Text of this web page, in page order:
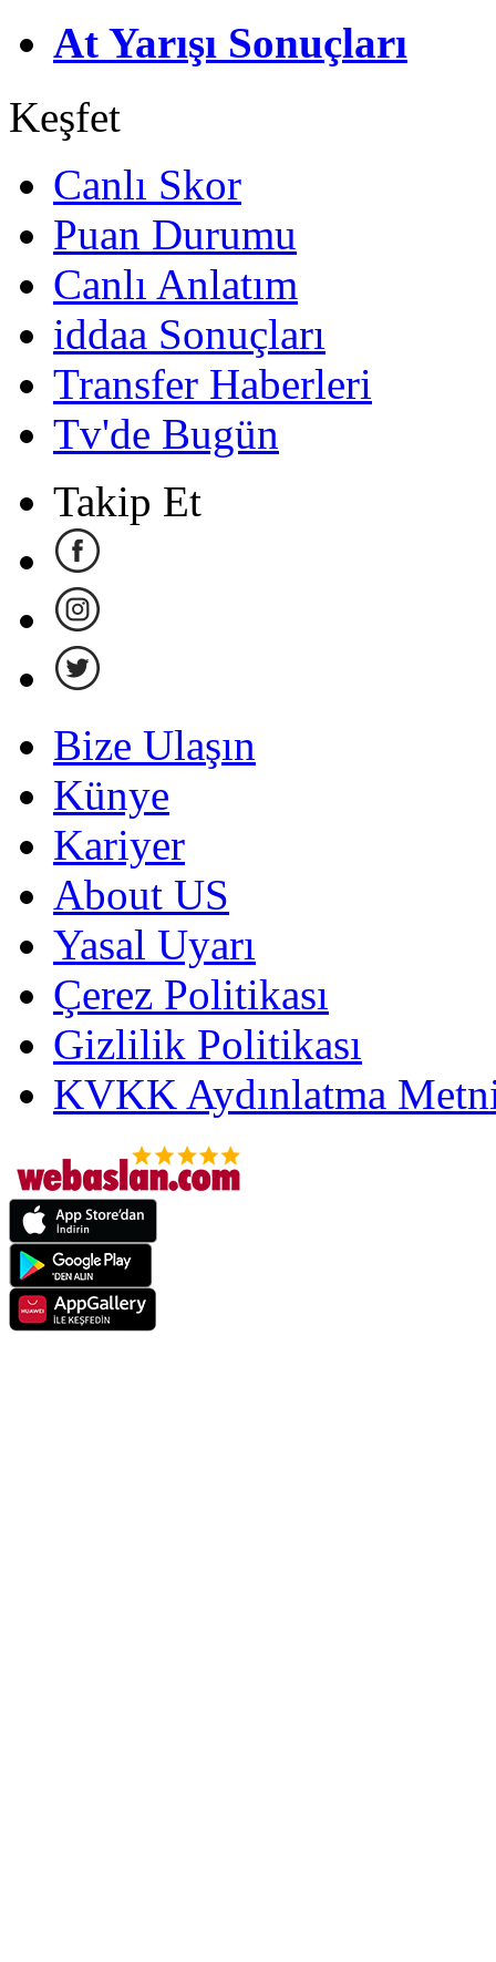
At Yarışı Sonuçları
Keşfet
Canlı Skor
Puan Durumu
Canlı Anlatım
iddaa Sonuçları
Transfer Haberleri
Tv'de Bugün
Takip Et
Bize Ulaşın
Künye
Kariyer
About US
Yasal Uyarı
Çerez Politikası
Gizlilik Politikası
KVKK Aydınlatma